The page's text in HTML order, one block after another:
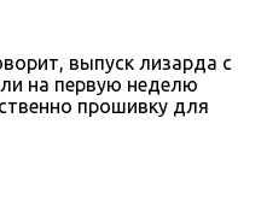
выпуск лизарда с
на первую неделю
прошивку для